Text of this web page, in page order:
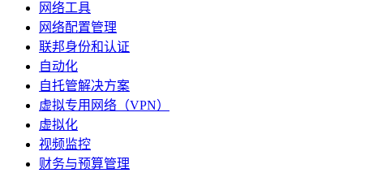
网络工具
网络配置管理
联邦身份和认证
自动化
自托管解决方案
虚拟专用网络（VPN）
虚拟化
视频监控
财务与预算管理